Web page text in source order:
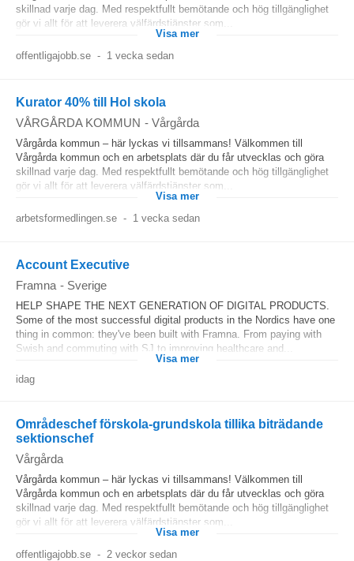
skillnad varje dag. Med respektfullt bemötande och hög tillgänglighet
gör vi allt för att leverera välfärdstjänster som...
Visa mer
offentligajobb.se - 1 vecka sedan
Kurator 40% till Hol skola
VÅRGÅRDA KOMMUN - Vårgårda
Vårgårda kommun – här lyckas vi tillsammans! Välkommen till
Vårgårda kommun och en arbetsplats där du får utvecklas och göra
skillnad varje dag. Med respektfullt bemötande och hög tillgänglighet
gör vi allt för att leverera välfärdstjänster som...
Visa mer
arbetsformedlingen.se - 1 vecka sedan
Account Executive
Framna - Sverige
HELP SHAPE THE NEXT GENERATION OF DIGITAL PRODUCTS.
Some of the most successful digital products in the Nordics have one
thing in common: they've been built with Framna. From paying with
Swish and commuting with SJ to improving healthcare and...
Visa mer
idag
Områdeschef förskola-grundskola tillika biträdande
sektionschef
Vårgårda
Vårgårda kommun – här lyckas vi tillsammans! Välkommen till
Vårgårda kommun och en arbetsplats där du får utvecklas och göra
skillnad varje dag. Med respektfullt bemötande och hög tillgänglighet
gör vi allt för att leverera välfärdstjänster som...
Visa mer
offentligajobb.se - 2 veckor sedan